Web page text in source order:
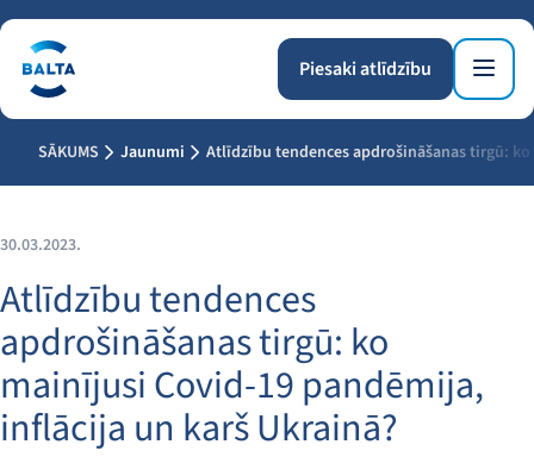
Piesaki atlīdzību
SĀKUMS Jaunumi Atlīdzību tendences apdrošināšanas tirgū:
30.03.2023.
Atlīdzību tendences
apdrošināšanas tirgū: ko
mainījusi Covid-19 pandēmija,
inflācija un karš Ukrainā?